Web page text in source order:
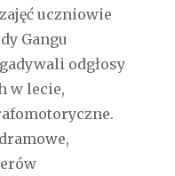
uczniowie
Gangu
odgłosy
w lecie,